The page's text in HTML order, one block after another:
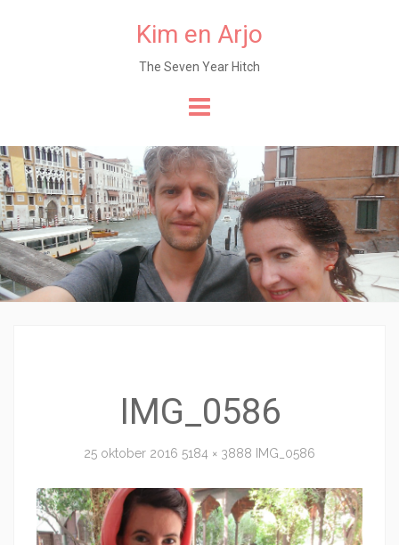
Kim en Arjo
The Seven Year Hitch
de
content
IMG_0586
25 oktober 2016 5184 × 3888 IMG_0586